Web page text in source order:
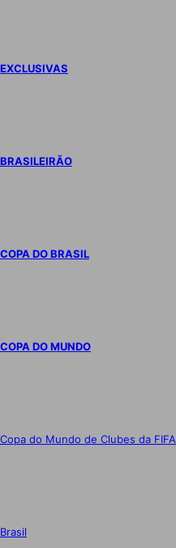
EXCLUSIVAS
BRASILEIRÃO
COPA DO BRASIL
COPA DO MUNDO
Copa do Mundo de Clubes da FIFA
Brasil